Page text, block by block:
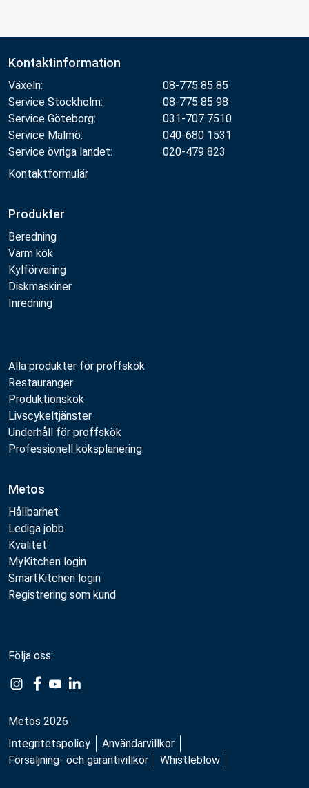
Kontaktinformation
Växeln:
08-775 85 85
Service Stockholm:
08-775 85 98
Service Göteborg:
031-707 7510
Service Malmö:
040-680 1531
Service övriga landet:
020-479 823
Kontaktformulär
Produkter
Beredning
Varm kök
Kylförvaring
Diskmaskiner
Inredning
Alla produkter för proffskök
Restauranger
Produktionskök
Livscykeltjänster
Underhåll för proffskök
Professionell köksplanering
Metos
Hållbarhet
Lediga jobb
Kvalitet
MyKitchen login
SmartKitchen login
Registrering som kund
Metos 2026
Integritetspolicy
Användarvillkor
Försäljning- och garantivillkor
Whistleblow
Följa oss: